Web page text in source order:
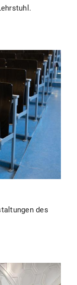
des